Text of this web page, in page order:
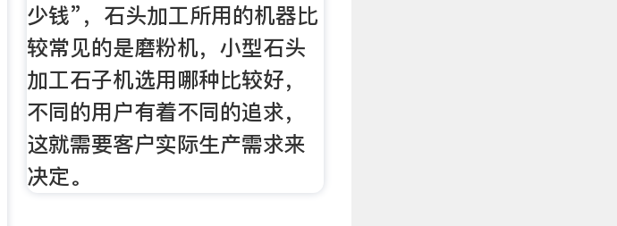
少钱”，石头加工所用的机器比
较常见的是磨粉机，小型石头
加工石子机选用哪种比较好，
不同的用户有着不同的追求，
这就需要客户实际生产需求来
决定。